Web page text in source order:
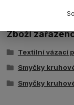
Zboží
Textilní vázací
Smyčky
Smyčky